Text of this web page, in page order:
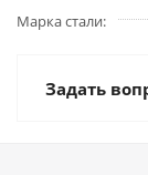
Марка стали
Задать